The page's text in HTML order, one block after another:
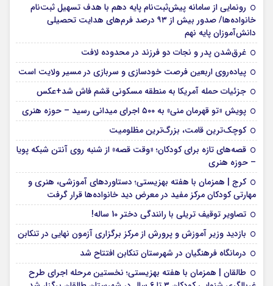
رونمایی از سامانه پیش‌ثبت‌نام پایه دهم با هدف تسهیل ثبت‌نام
خانواده‌ها/ صدور بیش از ۹۳ درصد فرم‌های هدایت تحصیلی
دانش‌آموزان پایه نهم
غرق‌شدن پدر و نجات دو فرزند در محدوده لافت
پیاده‌روی اربعین فرصت خودسازی و سربازی در مسیر ولایت است
جزئیات حمله آمریکا به منطقه مسکونی قشم فاش شد+عکس
پویش «تو قهرمان منی» به ۵۰۰ اجرای میدانی رسید – حوزه هنری
کوچک‌ترین قامت، بزرگ‌ترین مظلومیت
قصه‌های تازه برای کودکان؛ «وقت قصه» از شنبه روی آنتن شبکه پویا
– حوزه هنری
کرج | همزمان با هفته بهزیستی؛ دستاوردهای آموزشی، هنری و
مهارتی کودکان مرکز مفید در معرض دید خانواده‌ها قرار گرفت
تصاویر توقیف تریلی با رانندگی دختر 10 ساله!
بازدید وزیر آموزش و پرورش از مرکز برگزاری آزمون نهایی در تنکابن
درمانگاه فرهنگیان در شهرستان تنکابن افتتاح شد
طالقان | همزمان با هفته بهزیستی؛ نخستین مرحله اجرای طرح